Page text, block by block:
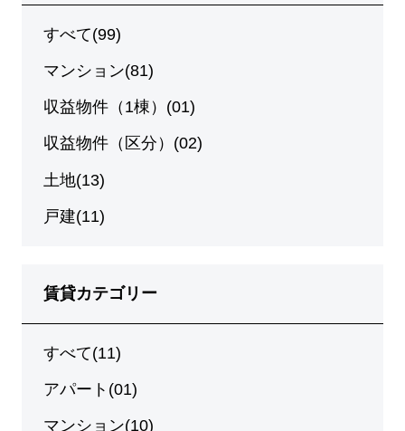
すべて(99)
マンション(81)
収益物件（1棟）(01)
収益物件（区分）(02)
土地(13)
戸建(11)
賃貸カテゴリー
すべて(11)
アパート(01)
マンション(10)